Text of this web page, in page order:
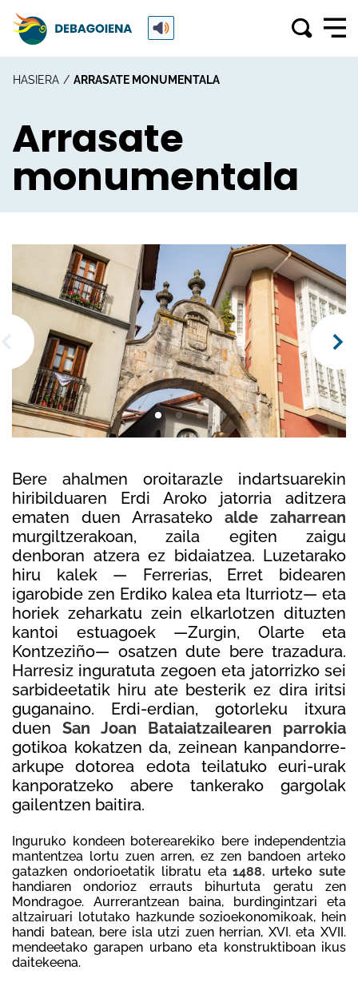
HASIERA ARRASATE MONUMENTALA
Arrasate
monumentala
Bere ahalmen oroitarazle indartsuarekin
hiribilduaren Erdi Aroko jatorria aditzera
ematen duen Arrasateko alde zaharrean
murgiltzerakoan, zaila egiten zaigu
denboran atzera ez bidaiatzea. Luzetarako
hiru kalek — Ferrerias, Erret bidearen
igarobide zen Erdiko kalea eta Iturriotz— eta
horiek zeharkatu zein elkarlotzen dituzten
kantoi estuagoek —Zurgin, Olarte eta
Kontzeziño— osatzen dute bere trazadura.
Harresiz inguratuta zegoen eta jatorrizko sei
sarbideetatik hiru ate besterik ez dira iritsi
guganaino. Erdi-erdian, gotorleku itxura
duen San Joan Bataiatzailearen parrokia
gotikoa kokatzen da, zeinean kanpandorre-
arkupe dotorea edota teilatuko euri-urak
kanporatzeko abere tankerako gargolak
gailentzen baitira.
Inguruko kondeen boterearekiko bere independentzia
mantentzea lortu zuen arren, ez zen bandoen arteko
gatazken ondorioetatik libratu eta1488. urteko sute
handiaren ondorioz errauts bihurtuta geratu zen
Mondragoe. Aurrerantzean baina, burdingintzari eta
altzairuari lotutako hazkunde sozioekonomikoak, hein
handi batean, bere isla utzi zuen herrian, XVI. eta XVII.
mendeetako garapen urbano eta konstruktiboan ikus
daitekeena.